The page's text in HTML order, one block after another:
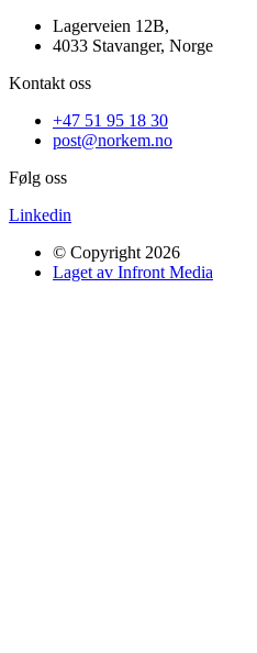
Lagerveien 12B,
4033 Stavanger, Norge
Kontakt oss
+47 51 95 18 30
post@norkem.no
Følg oss
Linkedin
© Copyright 2026
Laget av Infront Media